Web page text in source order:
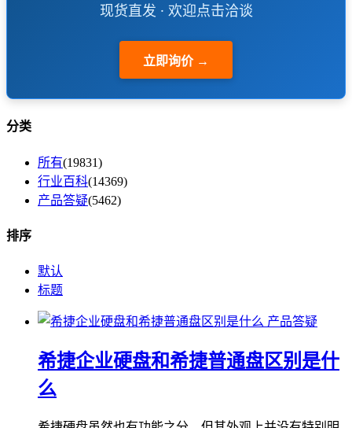
现货直发 · 欢迎点击洽谈
立即询价 →
分类
所有(19831)
行业百科(14369)
产品答疑(5462)
排序
默认
标题
产品答疑
希捷企业硬盘和希捷普通盘区别是什
么